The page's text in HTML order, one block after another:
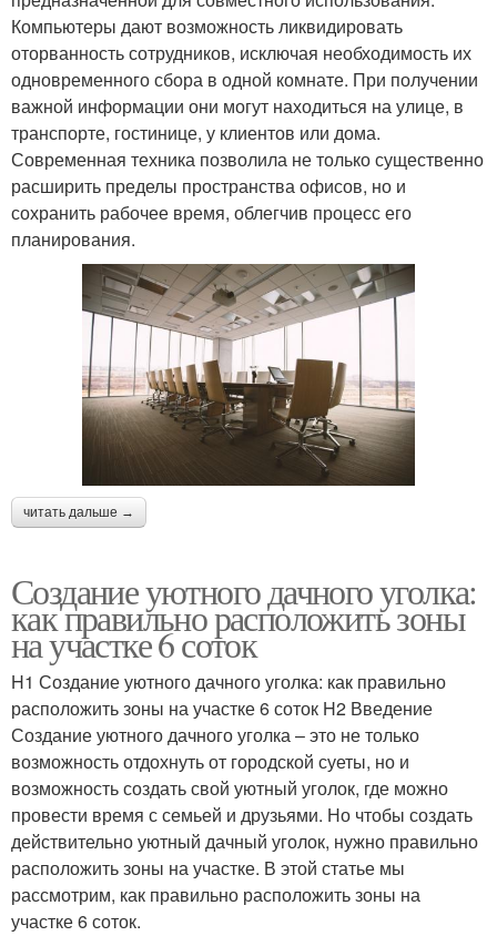
Компьютеры дают возможность ликвидировать
оторванность сотрудников, исключая необходимость их
одновременного сбора в одной комнате. При получении
важной информации они могут находиться на улице, в
транспорте, гостинице, у клиентов или дома.
Современная техника позволила не только существенно
расширить пределы пространства офисов, но и
сохранить рабочее время, облегчив процесс его
планирования.
читать дальше →
Создание уютного дачного уголка:
как правильно расположить зоны
на участке 6 соток
H1 Создание уютного дачного уголка: как правильно
расположить зоны на участке 6 соток H2 Введение
Создание уютного дачного уголка – это не только
возможность отдохнуть от городской суеты, но и
возможность создать свой уютный уголок, где можно
провести время с семьей и друзьями. Но чтобы создать
действительно уютный дачный уголок, нужно правильно
расположить зоны на участке. В этой статье мы
рассмотрим, как правильно расположить зоны на
участке 6 соток.